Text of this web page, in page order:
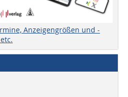
Anzeigengrößen und -